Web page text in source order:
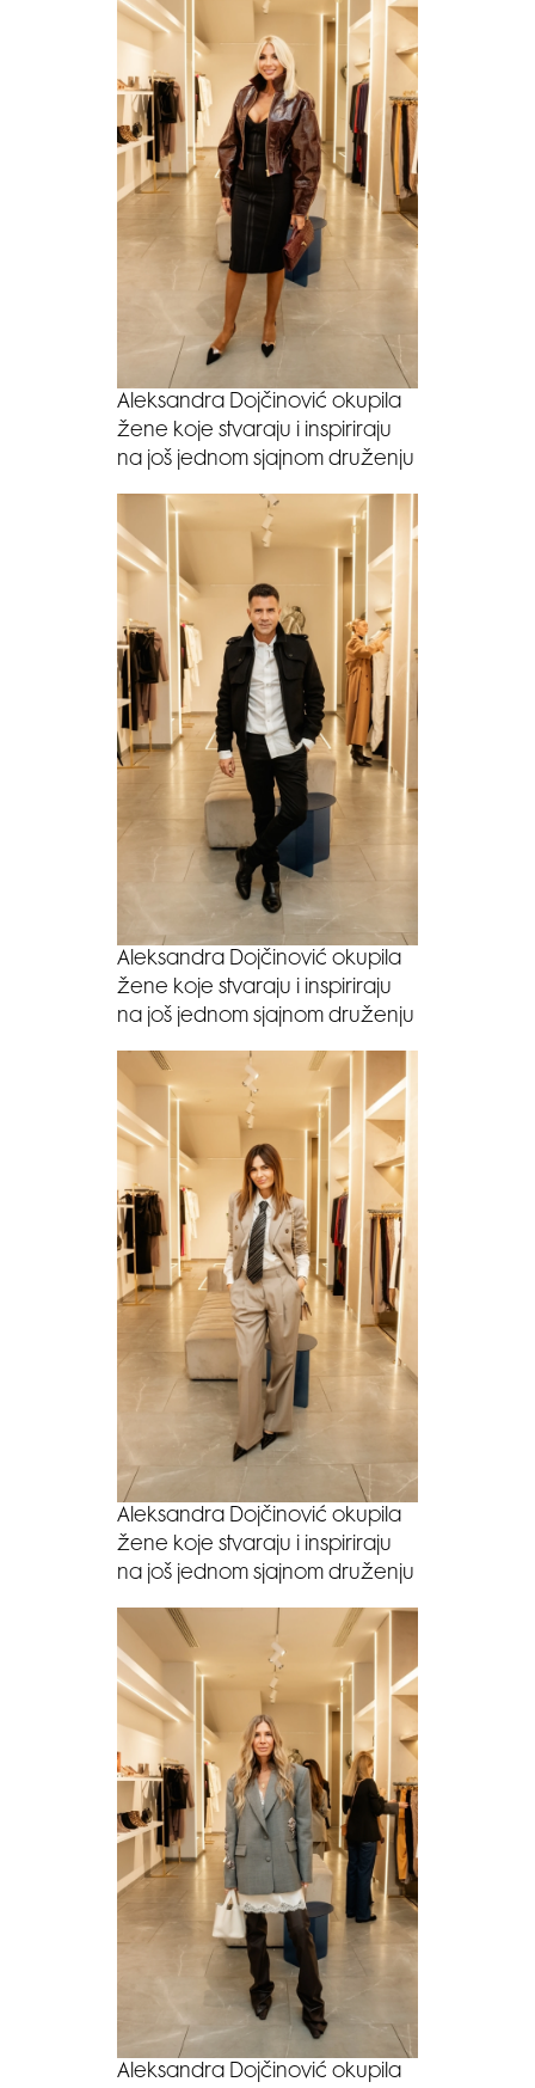
Aleksandra Dojčinović okupila
žene koje stvaraju i inspiriraju
na još jednom sjajnom druženju
Aleksandra Dojčinović okupila
žene koje stvaraju i inspiriraju
na još jednom sjajnom druženju
Aleksandra Dojčinović okupila
žene koje stvaraju i inspiriraju
na još jednom sjajnom druženju
Aleksandra Dojčinović okupila